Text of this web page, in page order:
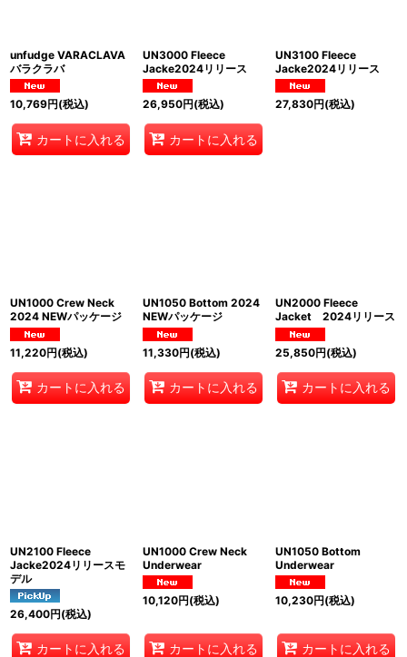
unfudge VARACLAVA
バラクラバ
10,769円(税込)
カートに入れる
UN3000 Fleece
Jacke2024リリース
26,950円(税込)
カートに入れる
UN3100 Fleece
Jacke2024リリース
27,830円(税込)
UN1000 Crew Neck
2024 NEWパッケージ
11,220円(税込)
カートに入れる
UN1050 Bottom 2024
NEWパッケージ
11,330円(税込)
カートに入れる
UN2000 Fleece
Jacket 2024リリース
25,850円(税込)
カートに入れる
UN2100 Fleece
Jacke2024リリースモ
デル
26,400円(税込)
カートに入れる
UN1000 Crew Neck
Underwear
10,120円(税込)
カートに入れる
UN1050 Bottom
Underwear
10,230円(税込)
カートに入れる